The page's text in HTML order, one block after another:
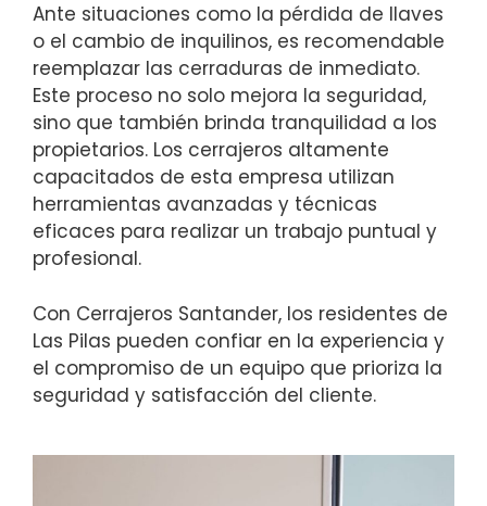
Ante situaciones como la pérdida de llaves
o el cambio de inquilinos, es recomendable
reemplazar las cerraduras de inmediato.
Este proceso no solo mejora la seguridad,
sino que también brinda tranquilidad a los
propietarios. Los cerrajeros altamente
capacitados de esta empresa utilizan
herramientas avanzadas y técnicas
eficaces para realizar un trabajo puntual y
profesional.
Con Cerrajeros Santander, los residentes de
Las Pilas pueden confiar en la experiencia y
el compromiso de un equipo que prioriza la
seguridad y satisfacción del cliente.